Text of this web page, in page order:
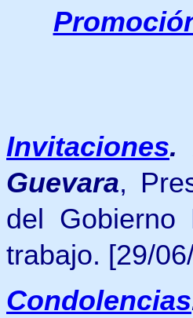
Invitaciones.
Guevara,
del
trabajo. [29/
Condolencias